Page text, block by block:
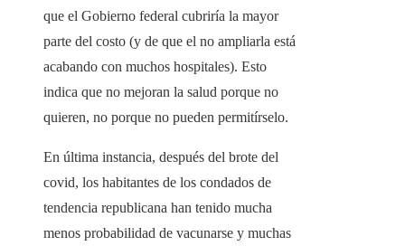
que el Gobierno federal cubriría la mayor
parte del costo (y de que el no ampliarla está
acabando con muchos hospitales). Esto
indica que no mejoran la salud porque no
quieren, no porque no pueden permitírselo.
En última instancia, después del brote del
covid, los habitantes de los condados de
tendencia republicana han tenido mucha
menos probabilidad de vacunarse y muchas